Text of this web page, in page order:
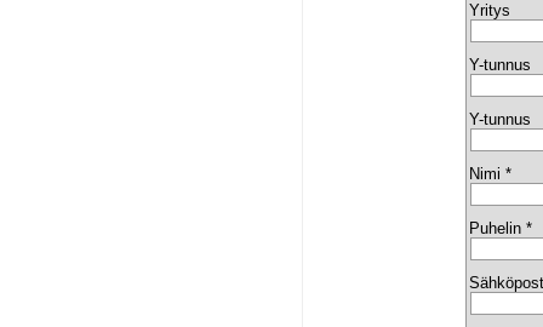
Yritys
Y-tunnus
Y-tunnus
Nimi *
Puhelin *